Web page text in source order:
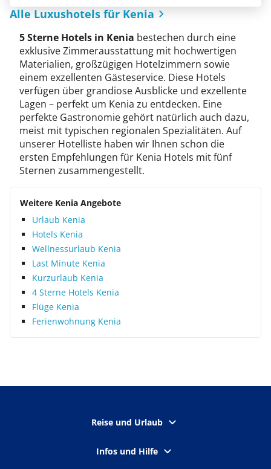
Alle Luxushotels für Kenia
5 Sterne Hotels in Kenia bestechen durch eine
exklusive Zimmerausstattung mit hochwertigen
Materialien, großzügigen Hotelzimmern sowie
einem exzellenten Gästeservice. Diese Hotels
verfügen über grandiose Ausblicke und exzellente
Lagen – perfekt um Kenia zu entdecken. Eine
perfekte Gastronomie gehört natürlich auch dazu,
meist mit typischen regionalen Spezialitäten. Auf
unserer Hotelliste haben wir Ihnen schon die
ersten Empfehlungen für Kenia Hotels mit fünf
Sternen zusammengestellt.
Weitere Kenia Angebote
Urlaub Kenia
Hotels Kenia
Wellnessurlaub Kenia
Last Minute Kenia
Kurzurlaub Kenia
4 Sterne Hotels Kenia
Flüge Kenia
Ferienwohnung Kenia
Reise und Urlaub
Infos und Hilfe